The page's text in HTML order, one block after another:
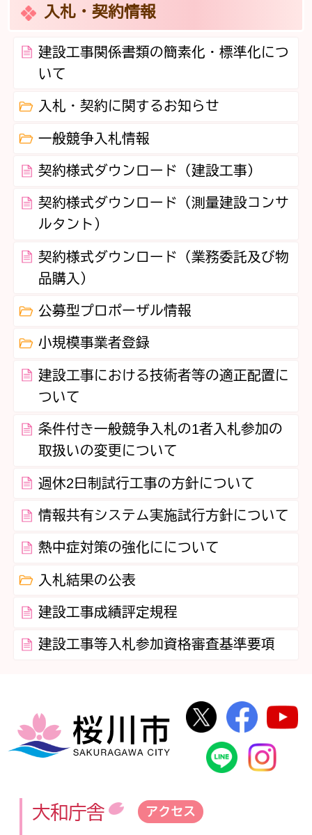
入札・契約情報
建設工事関係書類の簡素化・標準化につ
いて
入札・契約に関するお知らせ
一般競争入札情報
契約様式ダウンロード（建設工事）
契約様式ダウンロード（測量建設コンサ
ルタント）
契約様式ダウンロード（業務委託及び物
品購入）
公募型プロポーザル情報
小規模事業者登録
建設工事における技術者等の適正配置に
ついて
条件付き一般競争入札の1者入札参加の
取扱いの変更について
週休2日制試行工事の方針について
情報共有システム実施試行方針について
熱中症対策の強化にについて
入札結果の公表
建設工事成績評定規程
建設工事等入札参加資格審査基準要項
桜川市
桜川市公式
桜川
桜川市公
大和庁舎 アクセス